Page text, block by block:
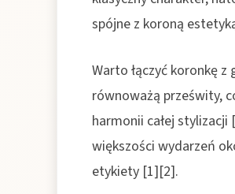
spójne z koroną
Warto łączyć koronkę
równoważą prześwity,
harmonii całej
większości wydarzeń
etykiety [1][2].